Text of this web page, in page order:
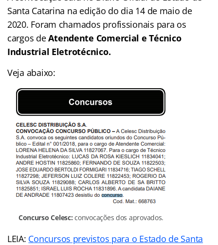
Santa Catarina na edição do dia 14 de maio de
2020. Foram chamados profissionais para os
cargos deAtendente Comercial e Técnico
Industrial Eletrotécnico.
Veja abaixo:
Concurso Celesc: convocações dos aprovados.
LEIA: Concursos previstos para o Estado de Santa